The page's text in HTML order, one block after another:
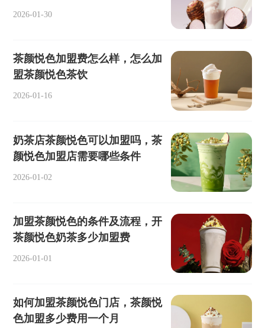
2026-01-30
茶颜悦色加盟费怎么样，怎么加
盟茶颜悦色茶饮
2026-01-16
奶茶店茶颜悦色可以加盟吗，茶
颜悦色加盟店需要哪些条件
2026-01-02
加盟茶颜悦色的条件及流程，开
茶颜悦色奶茶多少加盟费
2026-01-01
如何加盟茶颜悦色门店，茶颜悦
色加盟多少费用一个月